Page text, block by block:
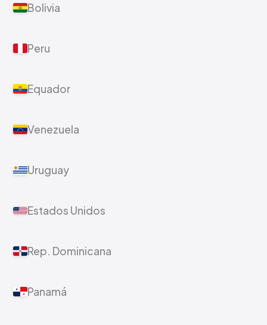
Bolivia
Peru
Equador
Venezuela
Uruguay
Estados Unidos
Rep. Dominicana
Panamá